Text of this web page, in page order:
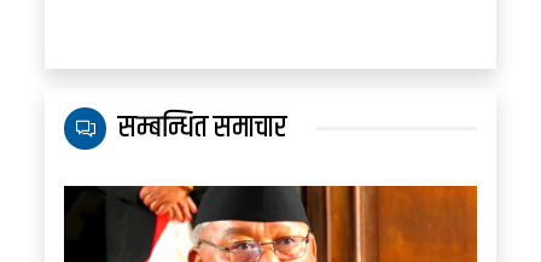
सम्बन्धित समाचार